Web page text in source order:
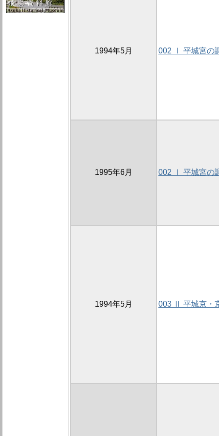
1994年5月 002 Ⅰ 平城宮の
1995年6月 002 Ⅰ 平城宮の
1994年5月 003 Ⅱ 平城京・